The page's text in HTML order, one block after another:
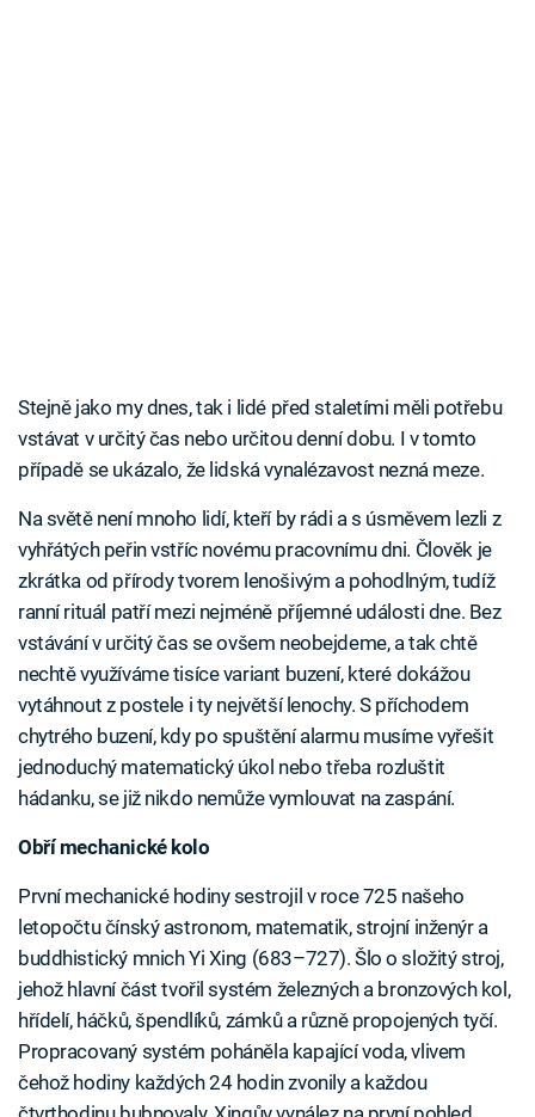
Stejně jako my dnes, tak i lidé před staletími měli potřebu
vstávat v určitý čas nebo určitou denní dobu. I v tomto
případě se ukázalo, že lidská vynalézavost nezná meze.
Na světě není mnoho lidí, kteří by rádi a s úsměvem lezli z
vyhřátých peřin vstříc novému pracovnímu dni. Člověk je
zkrátka od přírody tvorem lenošivým a pohodlným, tudíž
ranní rituál patří mezi nejméně příjemné události dne. Bez
vstávání v určitý čas se ovšem neobejdeme, a tak chtě
nechtě využíváme tisíce variant buzení, které dokážou
vytáhnout z postele i ty největší lenochy. S příchodem
chytrého buzení, kdy po spuštění alarmu musíme vyřešit
jednoduchý matematický úkol nebo třeba rozluštit
hádanku, se již nikdo nemůže vymlouvat na zaspání.
Obří mechanické kolo
První mechanické hodiny sestrojil v roce 725 našeho
letopočtu čínský astronom, matematik, strojní inženýr a
buddhistický mnich Yi Xing (683–727). Šlo o složitý stroj,
jehož hlavní část tvořil systém železných a bronzových kol,
hřídelí, háčků, špendlíků, zámků a různě propojených tyčí.
Propracovaný systém poháněla kapající voda, vlivem
čehož hodiny každých 24 hodin zvonily a každou